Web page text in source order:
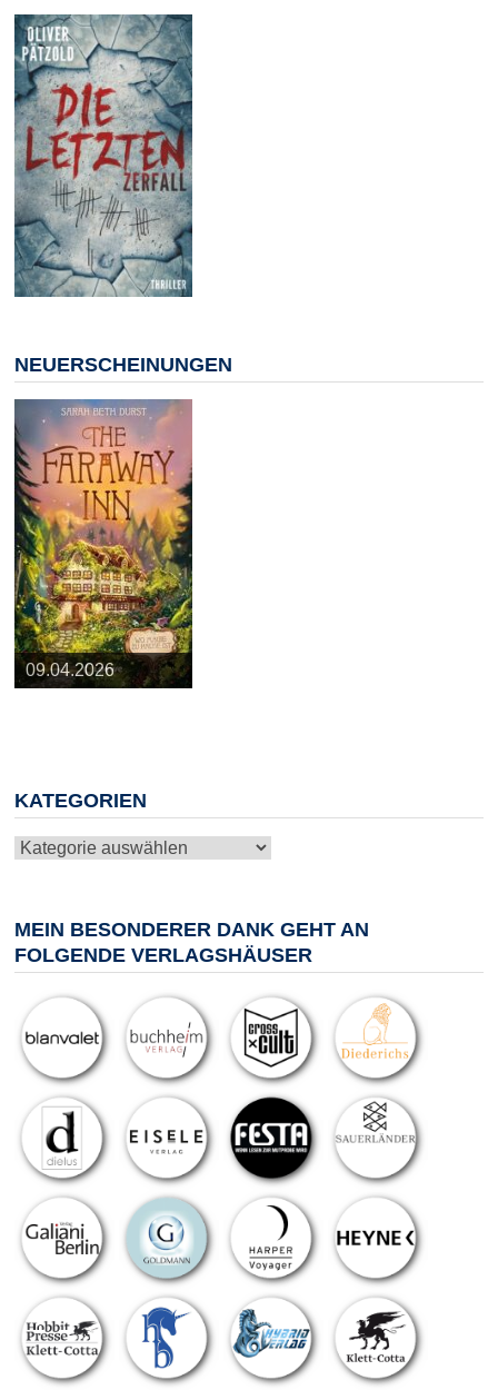
NEUERSCHEINUNGEN
25.03.2026
09.04.2026
20.05.2026
10.06.2026
13.08.2026
KATEGORIEN
Kategorien
MEIN BESONDERER DANK GEHT AN
FOLGENDE VERLAGSHÄUSER